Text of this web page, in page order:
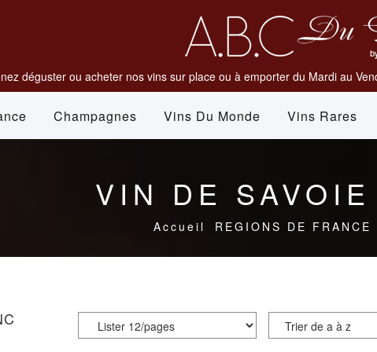
déguster ou acheter nos vins sur place ou à emporter du Mardi au
Champagnes Vins Du Monde Vins Rares
VIN DE
Accueil REGIONS DE FRANCE